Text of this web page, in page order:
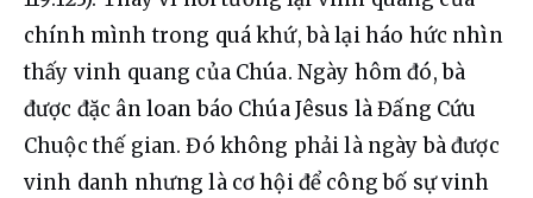
chính mình trong quá khứ, bà lại háo hức nhìn
thấy vinh quang của Chúa. Ngày hôm đó, bà
được đặc ân loan báo Chúa Jêsus là Đấng Cứu
Chuộc thế gian. Đó không phải là ngày bà được
vinh danh nhưng là cơ hội để công bố sự vinh